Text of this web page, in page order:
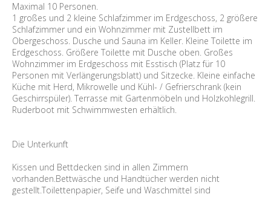
Maximal 10 Personen.
1 großes und 2 kleine Schlafzimmer im Erdgeschoss, 2 größere
Schlafzimmer und ein Wohnzimmer mit Zustellbett im
Obergeschoss. Dusche und Sauna im Keller. Kleine Toilette im
Erdgeschoss. Größere Toilette mit Dusche oben. Großes
Wohnzimmer im Erdgeschoss mit Esstisch (Platz für 10
Personen mit Verlängerungsblatt) und Sitzecke. Kleine einfache
Küche mit Herd, Mikrowelle und Kühl- / Gefrierschrank (kein
Geschirrspüler). Terrasse mit Gartenmöbeln und Holzkohlegrill.
Ruderboot mit Schwimmwesten erhältlich.
Die Unterkunft
Kissen und Bettdecken sind in allen Zimmern
vorhanden.Bettwäsche und Handtücher werden nicht
gestellt.Toilettenpapier, Seife und Waschmittel sind